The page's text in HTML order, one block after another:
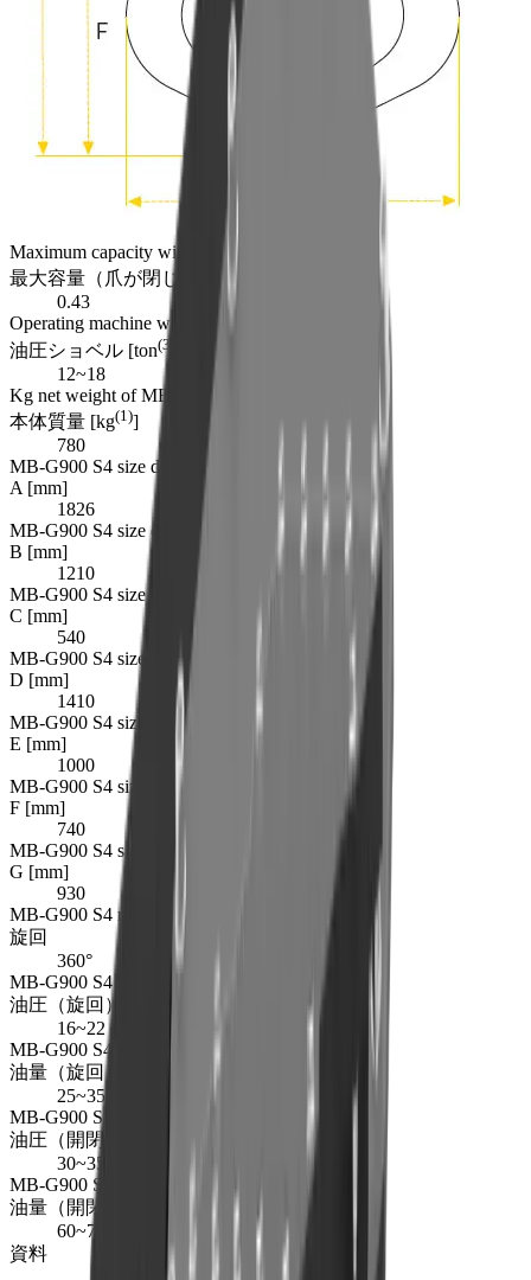
Maximum capacity with jaws closed
最大容量（爪が閉じた状態） [m
0.43
Operating machine weight range in tons
油圧ショベル [ton(3)
12~18
Kg net weight of MB-G900 S4
本体質量 [kg(1)]
780
MB-G900 S4 size dimension A
A [mm]
1826
MB-G900 S4 size dimension B
B [mm]
1210
MB-G900 S4 size dimension C
C [mm]
540
MB-G900 S4 size dimension D
D [mm]
1410
MB-G900 S4 size dimension E
E [mm]
1000
MB-G900 S4 size dimension F
F [mm]
740
MB-G900 S4 size dimension G
G [mm]
930
MB-G900 S4 rotation degree
旋回
360°
MB-G900 S4 rotation oil pressure in MPa
油圧（旋回） [MPa]
16~22
MB-G900 S4 rotation oil flow in l/min
油量（旋回） [l/min]
25~35
MB-G900 S4 open close oil pressure in MPa
油圧（開閉） [MPa]
30~35
MB-G900 S4 open close oil flow in l/min
油量（開閉） [l/min]
60~70
資料